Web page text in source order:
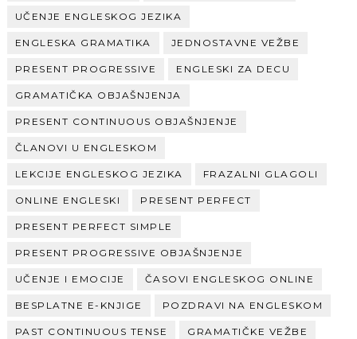
UČENJE ENGLESKOG JEZIKA
ENGLESKA GRAMATIKA JEDNOSTAVNE VEŽBE
PRESENT PROGRESSIVE ENGLESKI ZA DECU
GRAMATIČKA OBJAŠNJENJA
PRESENT CONTINUOUS OBJAŠNJENJE
ČLANOVI U ENGLESKOM
LEKCIJE ENGLESKOG JEZIKA FRAZALNI GLAGOLI
ONLINE ENGLESKI PRESENT PERFECT
PRESENT PERFECT SIMPLE
PRESENT PROGRESSIVE OBJAŠNJENJE
UČENJE I EMOCIJE ČASOVI ENGLESKOG ONLINE
BESPLATNE E-KNJIGE POZDRAVI NA ENGLESKOM
PAST CONTINUOUS TENSE GRAMATIČKE VEŽBE